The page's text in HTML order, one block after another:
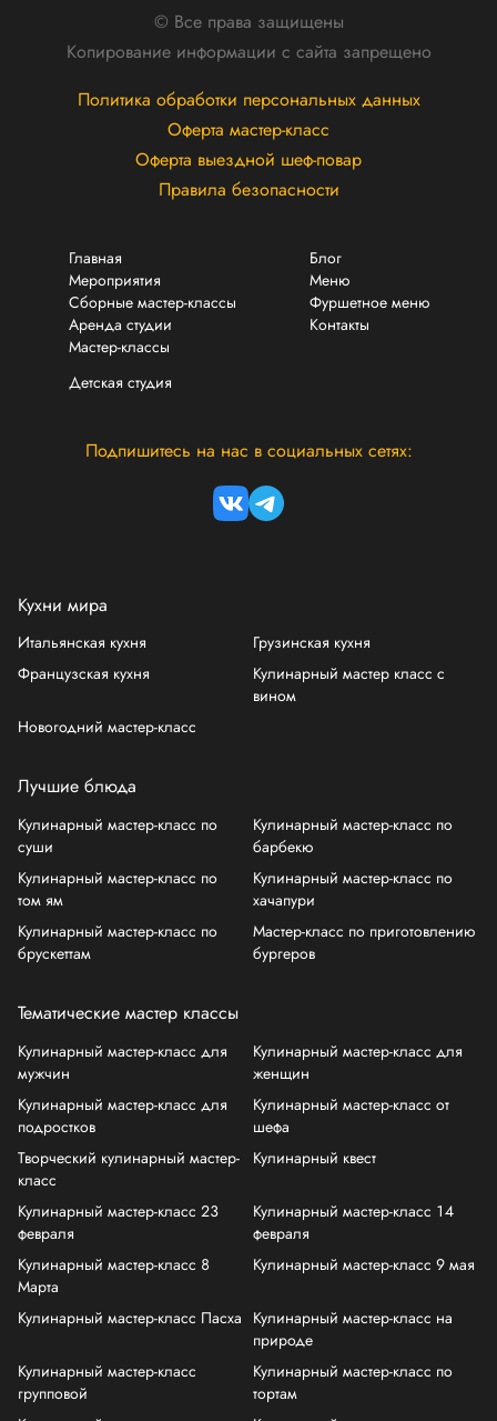
© Все права защищены
Копирование информации с сайта запрещено
Политика обработки персональных данных
Оферта мастер-класс
Оферта выездной шеф-повар
Правила безопасности
Главная
Мероприятия
Сборные мастер-классы
Аренда студии
Мастер-классы
Блог
Меню
Фуршетное меню
Контакты
Детская студия
Подпишитесь на нас в социальных сетях:
Кухни мира
Итальянская кухня
Грузинская кухня
Французская кухня
Кулинарный мастер класс с
вином
Новогодний мастер-класс
Лучшие блюда
Кулинарный мастер-класс по
суши
Кулинарный мастер-класс по
барбекю
Кулинарный мастер-класс по
том ям
Кулинарный мастер-класс по
хачапури
Кулинарный мастер-класс по
брускеттам
Мастер-класс по приготовлению
бургеров
Тематические мастер классы
Кулинарный мастер-класс для
мужчин
Кулинарный мастер-класс для
женщин
Кулинарный мастер-класс для
подростков
Кулинарный мастер-класс от
шефа
Творческий кулинарный мастер-
класс
Кулинарный квест
Кулинарный мастер-класс 23
февраля
Кулинарный мастер-класс 14
февраля
Кулинарный мастер-класс 8
Марта
Кулинарный мастер-класс 9 мая
Кулинарный мастер-класс Пасха Кулинарный мастер-класс на
природе
Кулинарный мастер-класс
групповой
Кулинарный мастер-класс по
тортам